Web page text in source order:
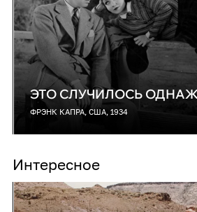
ЭТО СЛУЧИЛОСЬ
ФРЭНК КАПРА, США, 1934
Интересное